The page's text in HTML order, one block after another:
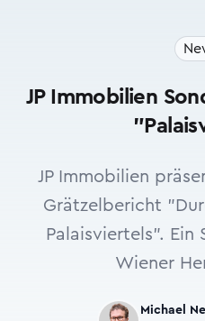
JP Immobilien
JP Immobilien
Grätzelbericht
Palais­viertels".
Wiener
Michael